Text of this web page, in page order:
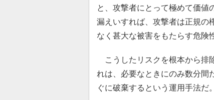
と、攻撃者にとって極めて価値
漏えいすれば、攻撃者は正規の
なく甚大な被害をもたらす危険
こうしたリスクを根本から排
れは、必要なときにのみ数分間
ぐに破棄するという運用手法だ。